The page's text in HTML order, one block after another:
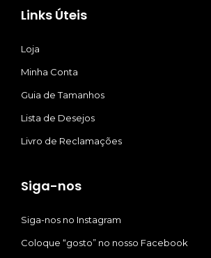
Links Úteis
Loja
Minha Conta
Guia de Tamanhos
Lista de Desejos
Livro de Reclamações
Siga-nos
Siga-nos no Instagram
Coloque “gosto” no nosso Facebook